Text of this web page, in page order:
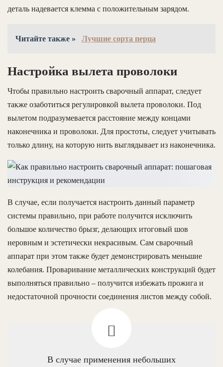
деталь надевается клемма с положительным зарядом.
Читайте также » Лучшие сорта перца
Настройка вылета проволоки
Чтобы правильно настроить сварочный аппарат, следует
также озаботиться регулировкой вылета проволоки. Под
вылетом подразумевается расстояние между концами
наконечника и проволоки. Для простоты, следует учитывать
только длину, на которую нить выглядывает из наконечника.
В случае, если получается настроить данный параметр
системы правильно, при работе получится исключить
большое количество брызг, делающих итоговый шов
неровным и эстетически некрасивым. Сам сварочный
аппарат при этом также будет демонстрировать меньшие
колебания. Проваривание металлических конструкций будет
выполняться правильно – получится избежать прожига и
недостаточной прочности соединения листов между собой.
В случае применения небольших